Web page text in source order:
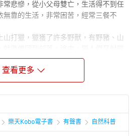
常悲慘，從小父母雙亡，生活得不到任
無靠的生活，非常困苦，經常三餐不
山打獵，獵獲了許多野獸，有野豬、山
逸了。於是，他們沿路跟著山羊的血
放孤兒下懸崖去，但是把山羊送上去
自生自滅，孤兒死前發下咒誓，他要族
傳說中的地鼠故事為本，敘述有一位名
慘的命運，最後被獵人們遺棄在懸崖下
查看更多
樂天Kobo電子書 有聲書 自然科普